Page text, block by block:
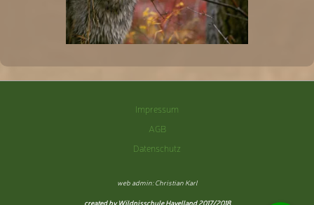
Impressum
AGB
Datenschutz
web admin: Christian Karl
created by Wildnisschule Havelland 2017/2018